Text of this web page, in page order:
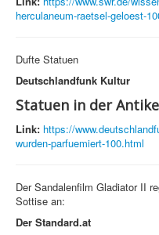
herculaneum-raetsel-geloest-
Dufte Statuen
Deutschlandfunk Kultur
Statuen in der
Link: https://
wurden-parfuemiert-100.html
Der Sandalenfilm Gladiator II
Sottise an:
Der Standard.at